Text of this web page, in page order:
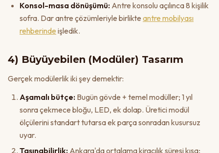
Konsol-masa dönüşümü: Antre konsolu açılınca 8 kişilik
sofra. Dar antre çözümleriyle birlikte antre mobilyası
rehberinde işledik.
4) Büyüyebilen (Modüler) Tasarım
Gerçek modülerlik iki şey demektir:
Aşamalı bütçe: Bugün gövde + temel modüller; 1 yıl
sonra çekmece bloğu, LED, ek dolap. Üretici modül
ölçülerini standart tutarsa ek parça sonradan kusursuz
uyar.
Taşınabilirlik: Ankara'da ortalama kiracılık süresi kısa;